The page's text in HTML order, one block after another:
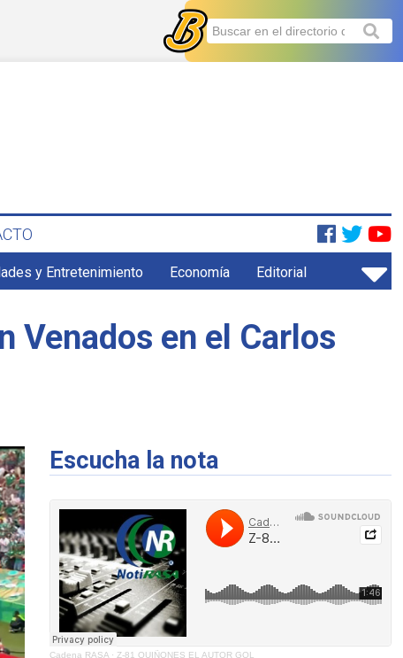
y Entretenimiento Economía Editorial
Venados en el Carlos
Escucha la nota
Cadena RASA· Z-81 QUIÑONES EL AUTOR GOL